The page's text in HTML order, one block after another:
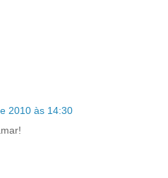
2010 às 14:30